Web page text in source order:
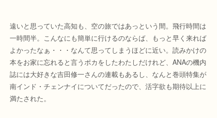
遠いと思っていた高知も、空の旅ではあっという間。飛行時間は
一時間半。こんなにも簡単に行けるのならば、もっと早く来れば
よかったなぁ・・・なんて思ってしまうほどに近い。読みかけの
本をお家に忘れると言うポカをしたわたしだけれど、ANAの機内
誌には大好きな吉田修一さんの連載もあるし、なんと巻頭特集が
南インド・チェンナイについてだったので、活字欲も期待以上に
満たされた。